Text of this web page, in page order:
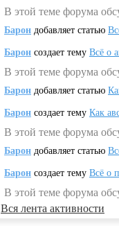
В этой теме форума
Барон добавляет статью
Барон создает тему Всё о
В этой теме форума
Барон добавляет статью
Барон создает тему Как
В этой теме форума
Барон добавляет статью
Барон создает тему Всё о
В этой теме форума
Вся лента активности